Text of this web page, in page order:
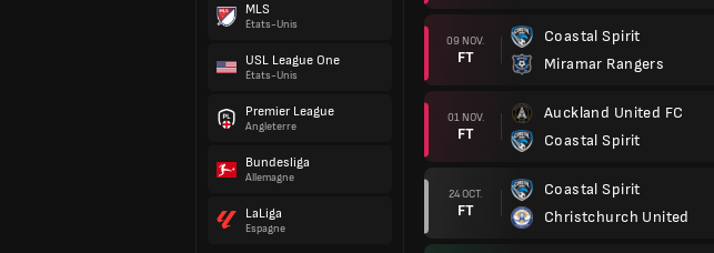
MLS
États-Unis
USL League One
États-Unis
Premier League
Angleterre
Bundesliga
Allemagne
LaLiga
Espagne
09 NOV.
FT
Coastal Spirit
Miramar Rangers
01 NOV.
FT
Auckland United FC
Coastal Spirit
24 OCT.
FT
Coastal Spirit
Christchurch United